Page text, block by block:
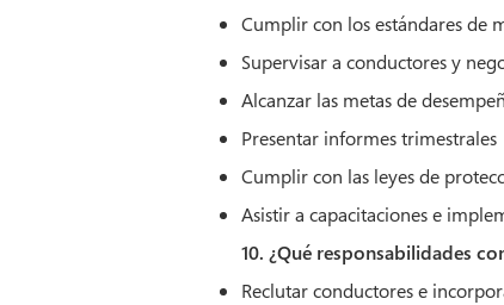
Cumplir con los estándares de
Supervisar a conductores y
Alcanzar las metas de
Presentar informes trimestrales
Cumplir con las leyes de
Asistir a capacitaciones e
10. ¿Qué responsabilidades
Reclutar conductores e